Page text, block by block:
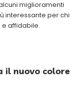
miglioramenti
interessante per chi
affidabile.
il nuovo colore